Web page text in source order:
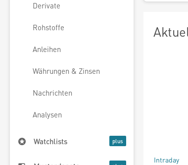
Derivate
Rohstoffe
Anleihen
Währungen & Zinsen
Nachrichten
Analysen
Watchlists
Intraday